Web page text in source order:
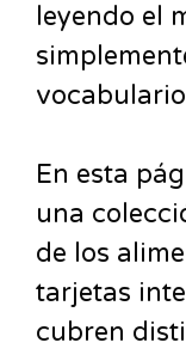
leyendo el
En esta
una
de los
tarjetas
cubren